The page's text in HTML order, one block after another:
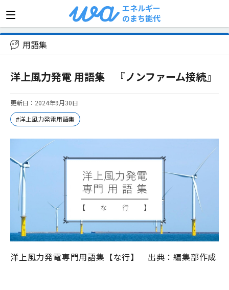
エネルギー
のまち能代
洋上風力発電 用語集 『ノンファーム接続』
用語集
洋上風力発電 用語集 『ノンファーム接続』
更新日：2024年9月30日
#洋上風力発電用語集
洋上風力発電専門用語集【な行】 出典：編集部作成